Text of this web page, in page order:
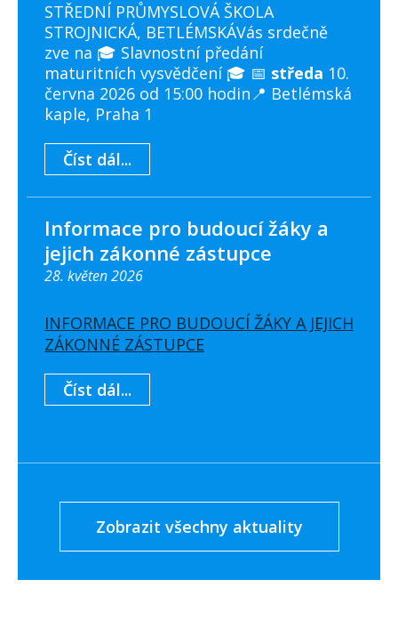
STŘEDNÍ PRŮMYSLOVÁ ŠKOLA
STROJNICKÁ, BETLÉMSKÁVás srdečně
zve na 🎓 Slavnostní předání
maturitních vysvědčení 🎓 📅 středa 10.
června 2026 od 15:00 hodin📍 Betlémská
kaple, Praha 1
Číst dál...
Informace pro budoucí žáky a
jejich zákonné zástupce
28. květen 2026
INFORMACE PRO BUDOUCÍ ŽÁKY A JEJICH
ZÁKONNÉ ZÁSTUPCE
Číst dál...
Zobrazit všechny aktuality